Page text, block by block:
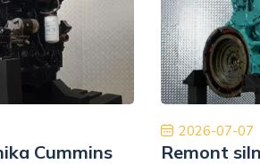
z czystym sumieniem. Na
musiał to skorzystam jeszcze raz.
Pomp hydrauliki Koparka Terex
Kamil Przybysz
Cummins
2026-07-07
Remont